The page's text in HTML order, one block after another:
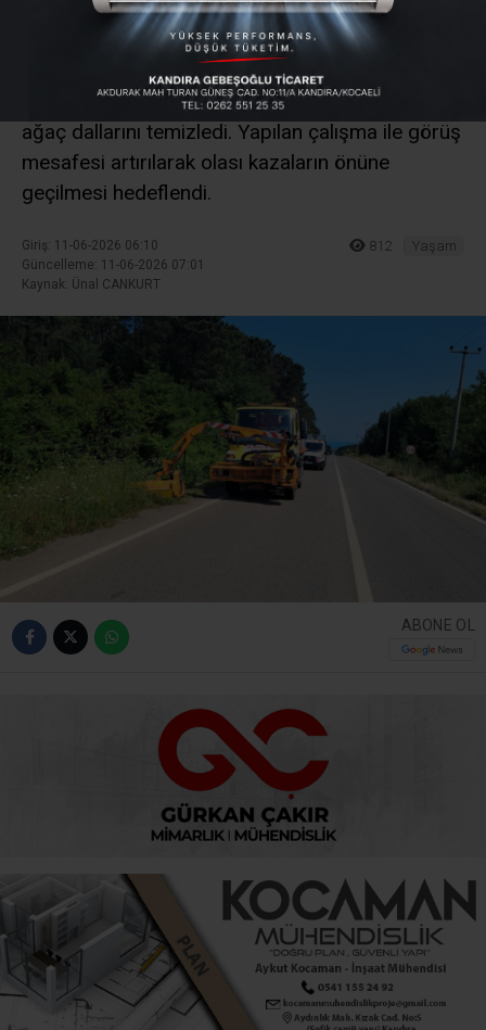
Harekete Geçildi
Kocaeli Büyükşehir Belediyesi ekipleri, Kerpe
yolunda sürüş güvenliğini tehlikeye sokan ot ve
ağaç dallarını temizledi. Yapılan çalışma ile görüş
mesafesi artırılarak olası kazaların önüne
geçilmesi hedeflendi.
Giriş: 11-06-2026 06:10
Güncelleme: 11-06-2026 07:01
Kaynak: Ünal CANKURT
812 Yaşam
ABONE OL